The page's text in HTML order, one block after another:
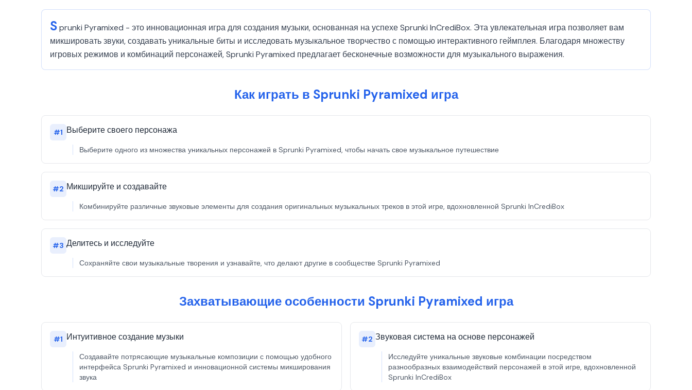
Sprunki Pyramixed - это инновационная игра для создания музыки, основанная на успехе Sprunki InCrediBox. Эта увлекательная игра позволяет вам
микшировать звуки, создавать уникальные биты и исследовать музыкальное творчество с помощью интерактивного геймплея. Благодаря множеству
игровых режимов и комбинаций персонажей, Sprunki Pyramixed предлагает бесконечные возможности для музыкального выражения.
Как играть в Sprunki Pyramixed игра
#1 Выберите своего персонажа
Выберите одного из множества уникальных персонажей в Sprunki Pyramixed, чтобы начать свое музыкальное путешествие
#2 Микшируйте и создавайте
Комбинируйте различные звуковые элементы для создания оригинальных музыкальных треков в этой игре, вдохновленной Sprunki InCrediBox
#3 Делитесь и исследуйте
Сохраняйте свои музыкальные творения и узнавайте, что делают другие в сообществе Sprunki Pyramixed
Захватывающие особенности Sprunki Pyramixed игра
#1 Интуитивное создание музыки
Создавайте потрясающие музыкальные композиции с помощью удобного
интерфейса Sprunki Pyramixed и инновационной системы микширования
звука
#2 Звуковая система на основе персонажей
Исследуйте уникальные звуковые комбинации посредством
разнообразных взаимодействий персонажей в этой игре, вдохновленной
Sprunki InCrediBox